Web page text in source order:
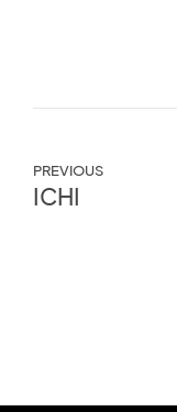
PREVIOUS
ICHI